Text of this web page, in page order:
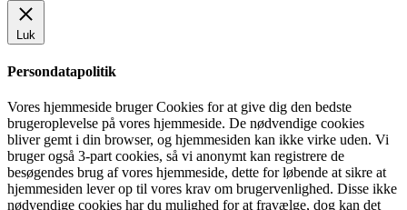
Luk
Persondatapolitik
Vores hjemmeside bruger Cookies for at give dig den bedste
brugeroplevelse på vores hjemmeside. De nødvendige cookies
bliver gemt i din browser, og hjemmesiden kan ikke virke uden. Vi
bruger også 3-part cookies, så vi anonymt kan registrere de
besøgendes brug af vores hjemmeside, dette for løbende at sikre at
hjemmesiden lever op til vores krav om brugervenlighed. Disse ikke
nødvendige cookies har du mulighed for at fravælge, dog kan det